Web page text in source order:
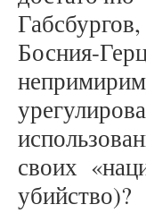
Босния-
своих
убийство)?